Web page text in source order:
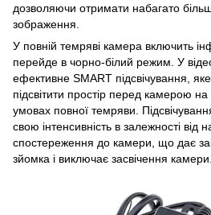
дозволяючи отримати набагато
зображення.
У повній темряві камера включить
перейде в чорно-білий режим. У
ефективне SMART підсвічування,
підсвітити простір перед камерою на
умовах повної темряви.
свою інтенсивність в залежності від
спостереження до камери, що дає
зйомка і виключає засвічення камери.